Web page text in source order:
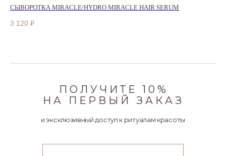
СЫВОРОТКА MIRACLE/HYDRO MIRACLE HAIR SERUM
3 120 ₽
ПОЛУЧИТЕ 10%
НА ПЕРВЫЙ ЗАКАЗ
и эксклюзивный доступ к ритуалам красоты